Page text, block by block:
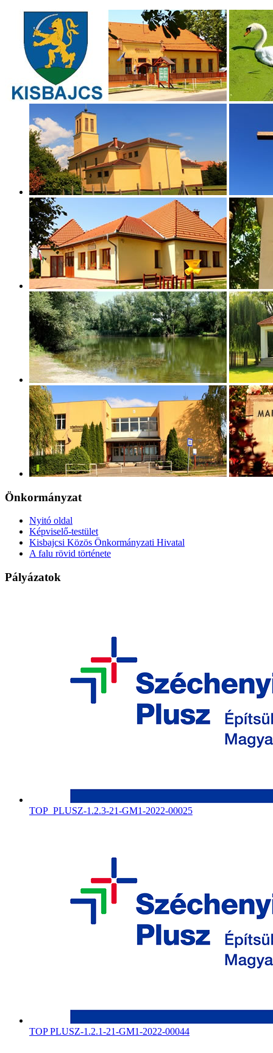
Önkormányzat
Nyitó oldal
Képviselő-testület
Kisbajcsi Közös Önkormányzati Hivatal
A falu rövid története
Pályázatok
TOP_PLUSZ-1.2.3-21-GM1-2022-00025
TOP PLUSZ-1.2.1-21-GM1-2022-00044